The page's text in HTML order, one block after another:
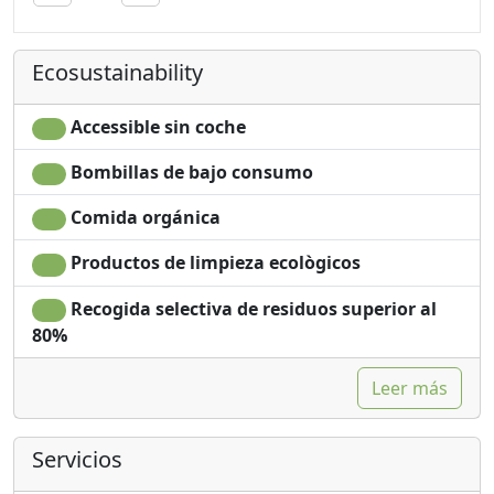
Clotheshorse
Towels
Sábanas
Cupboard or
Wardrobe
Desk
Ironing facilities
Sofa
Dining table
Champú sin plástico,
Washing machine
Mountain view
Garden view
Ecosustainability
Accessible sin coche
Bombillas de bajo consumo
Comida orgánica
Productos de limpieza ecològicos
Recogida selectiva de residuos superior al
80%
Leer más
Servicios